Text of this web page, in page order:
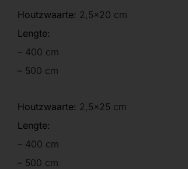
Houtzwaarte: 2,5×20 cm
Lengte:
– 400 cm
– 500 cm
Houtzwaarte: 2,5×25 cm
Lengte:
– 400 cm
– 500 cm